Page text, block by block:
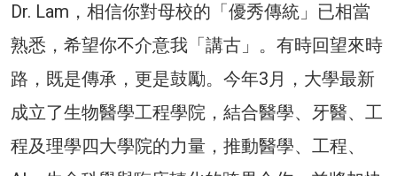
Dr. Lam，相信你對母校的「優秀傳統」已相當
熟悉，希望你不介意我「講古」。有時回望來時
路，既是傳承，更是鼓勵。今年3月，大學最新
成立了生物醫學工程學院，結合醫學、牙醫、工
程及理學四大學院的力量，推動醫學、工程、